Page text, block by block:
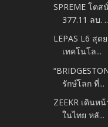
SPREME โต
377.11 ลบ.
LEPAS L6 สุด
เทคโนโล...
รักษ์โลก ที่...
ZEEKR เดินห
ในไทย หลั...